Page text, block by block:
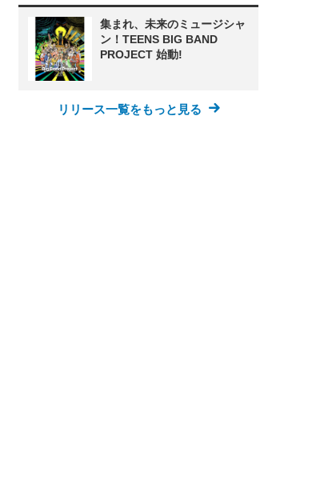
集まれ、未来のミュージシャ
ン！TEENS BIG BAND
PROJECT 始動!
リリース一覧をもっと見る